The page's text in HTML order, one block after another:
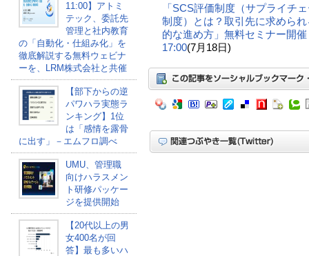
11:00】アトミ
テック、委託先
管理と社内教育
の「自動化・仕組み化」を
徹底解説する無料ウェビナ
ーを、LRM株式会社と共催
【部下からの逆
パワハラ実態ラ
ンキング】1位
は「感情を露骨
に出す」－エムフロ調べ
UMU、管理職
向けハラスメン
ト研修パッケー
ジを提供開始
【20代以上の男
女400名が回
答】最も多いハ
「SCS評価制度（サプライチ
制度）とは？取引先に求めら
的な進め方」無料セミナー開
17:00(7月18日)